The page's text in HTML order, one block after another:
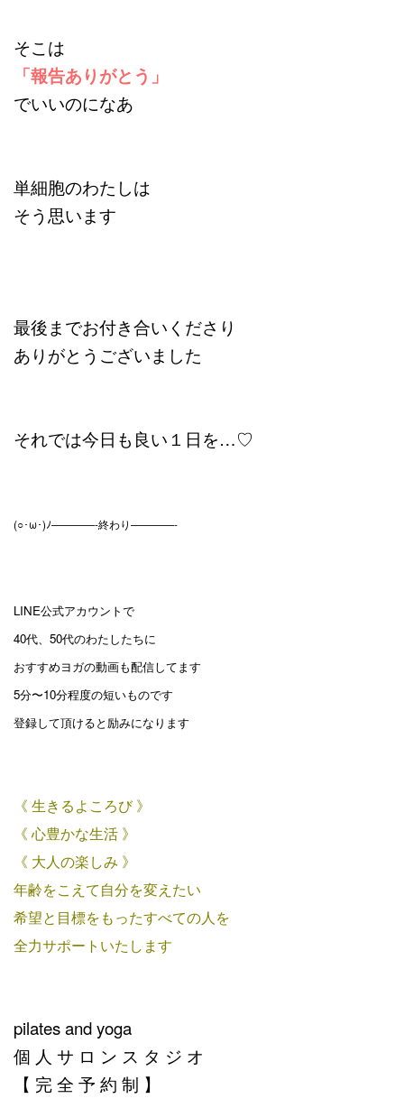
そこは
「報告ありがとう」
でいいのになあ
単細胞のわたしは
そう思います
最後までお付き合いくださり
ありがとうございました
それでは今日も良い１日を…♡
(○･ω･)ﾉ————-終わり————-
LINE公式アカウントで
40代、50代のわたしたちに
おすすめヨガの動画も配信してます
5分〜10分程度の短いものです
登録して頂けると励みになります
《 生きるよころび 》
《 心豊かな生活 》
《 大人の楽しみ 》
年齢をこえて自分を変えたい
希望と目標をもったすべての人を
全力サポートいたします
pilates and yoga
個 人 サ ロ ン ス タ ジ オ
【 完 全 予 約 制 】